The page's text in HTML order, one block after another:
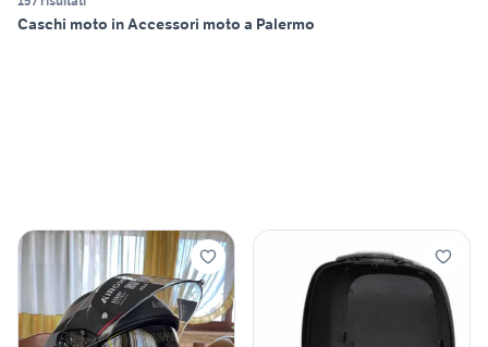
Caschi moto in Accessori moto a Palermo